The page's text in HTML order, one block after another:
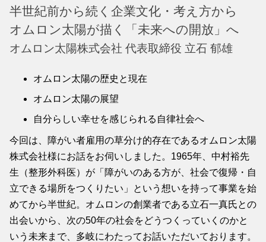
半世紀前から続く企業文化・考え方から
オムロン太陽が描く「未来への開放」へ
オムロン太陽株式会社 代表取締役 立石 郁雄
オムロン太陽の歴史と現在
オムロン太陽の展望
自分らしい幸せを感じられる自律社会へ
今回は、障がい者雇用の草分け的存在であるオムロン太陽
株式会社様にお話をお伺いしました。1965年、中村裕先
生（整形外科医）が「障がいのある方が、社会で復帰・自
立できる場所をつくりたい」という想いを持って事業を始
めてから半世紀。オムロンの創業者である立石一真氏との
出会いから、次の50年の社会をどうつくっていくのかと
いう未来まで、多岐にわたってお話いただいております。